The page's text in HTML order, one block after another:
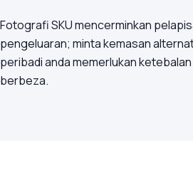
Fotografi SKU mencerminkan
pengeluaran; minta kemasan
peribadi anda memerlukan
berbeza.